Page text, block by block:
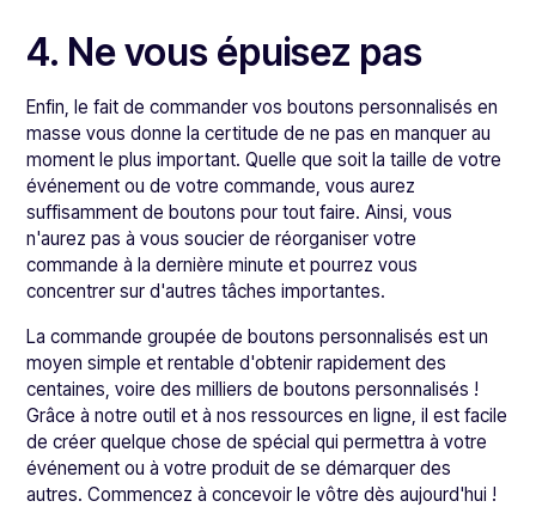
4. Ne vous épuisez pas
Enfin, le fait de commander vos boutons personnalisés en
masse vous donne la certitude de ne pas en manquer au
moment le plus important. Quelle que soit la taille de votre
événement ou de votre commande, vous aurez
suffisamment de boutons pour tout faire. Ainsi, vous
n'aurez pas à vous soucier de réorganiser votre
commande à la dernière minute et pourrez vous
concentrer sur d'autres tâches importantes.
La commande groupée de boutons personnalisés est un
moyen simple et rentable d'obtenir rapidement des
centaines, voire des milliers de boutons personnalisés !
Grâce à notre outil et à nos ressources en ligne, il est facile
de créer quelque chose de spécial qui permettra à votre
événement ou à votre produit de se démarquer des
autres. Commencez à concevoir le vôtre dès aujourd'hui !